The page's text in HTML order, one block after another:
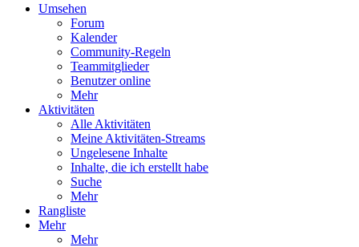
Umsehen
Forum
Kalender
Community-Regeln
Teammitglieder
Benutzer online
Mehr
Aktivitäten
Alle Aktivitäten
Meine Aktivitäten-Streams
Ungelesene Inhalte
Inhalte, die ich erstellt habe
Suche
Mehr
Rangliste
Mehr
Mehr